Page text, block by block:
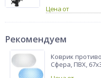
Цена от
Рекомендуем
Коврик
Сфера, ПВХ,